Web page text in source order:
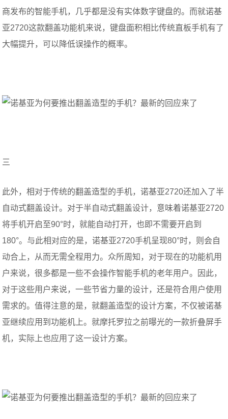
商发布的智能手机，几乎都是没有实体数字键盘的。而就诺基
亚2720这款翻盖功能机来说，键盘面积相比传统直板手机有了
大幅提升，可以降低误操作的概率。
三
此外，相对于传统的翻盖造型的手机，诺基亚2720还加入了半
自动式翻盖设计。对于半自动式翻盖设计，意味着诺基亚2720
将手机开启至90°时，就能自动打开，也即不需要开启到
180°。与此相对应的是，诺基亚2720手机呈现80°时，则会自
动合上，从而无需全程用力。众所周知，对于现在的功能机用
户来说，很多都是一些不会操作智能手机的老年用户。因此，
对于这些用户来说，一些节省力量的设计，还是符合用户使用
需求的。值得注意的是，就翻盖造型的设计方案，不仅被诺基
亚继续应用到功能机上。就摩托罗拉之前曝光的一款折叠屏手
机，实际上也应用了这一设计方案。